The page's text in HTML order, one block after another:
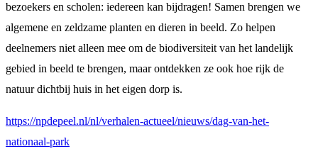
bezoekers en scholen: iedereen kan bijdragen! Samen brengen we
algemene en zeldzame planten en dieren in beeld. Zo helpen
deelnemers niet alleen mee om de biodiversiteit van het landelijk
gebied in beeld te brengen, maar ontdekken ze ook hoe rijk de
natuur dichtbij huis in het eigen dorp is.
https://npdepeel.nl/nl/verhalen-actueel/nieuws/dag-van-het-
nationaal-park